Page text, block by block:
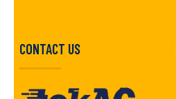
CONTACT US